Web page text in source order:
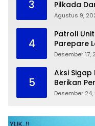
3
Pilkada
Agustus 9,
4
Patroli
Parepare
Larangan
Desember 17,
5
Aksi
Berikan
Desember 24,